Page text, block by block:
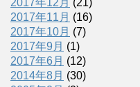
2017年11月 (16)
2017年10月 (7)
2017年9月 (1)
2017年6月 (12)
2014年8月 (30)